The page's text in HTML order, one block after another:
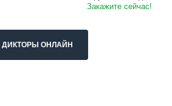
Закажите сейчас!
ДИКТОРЫ ОНЛАЙН